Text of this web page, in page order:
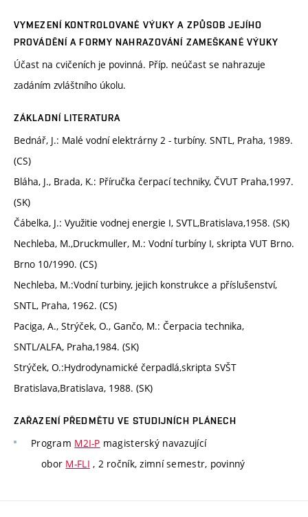
VYMEZENÍ KONTROLOVANÉ VÝUKY A ZPŮSOB JEJÍHO
PROVÁDĚNÍ A FORMY NAHRAZOVÁNÍ ZAMEŠKANÉ VÝUKY
Účast na cvičeních je povinná. Příp. neúčast se nahrazuje
zadáním zvláštního úkolu.
ZÁKLADNÍ LITERATURA
Bednář, J.: Malé vodní elektrárny 2 - turbíny. SNTL, Praha, 1989.
(CS)
Bláha, J., Brada, K.: Příručka čerpací techniky, ČVUT Praha,1997.
(SK)
Čábelka, J.: Využitie vodnej energie I, SVTL,Bratislava,1958. (SK)
Nechleba, M.,Druckmuller, M.: Vodní turbíny I, skripta VUT Brno.
Brno 10/1990. (CS)
Nechleba, M.:Vodní turbiny, jejich konstrukce a příslušenství,
SNTL, Praha, 1962. (CS)
Paciga, A., Strýček, O., Gančo, M.: Čerpacia technika,
SNTL/ALFA, Praha,1984. (SK)
Strýček, O.:Hydrodynamické čerpadlá,skripta SVŠT
Bratislava,Bratislava, 1988. (SK)
ZAŘAZENÍ PŘEDMĚTU VE STUDIJNÍCH PLÁNECH
Program M2I-P magisterský navazující
obor M-FLI , 2 ročník, zimní semestr, povinný